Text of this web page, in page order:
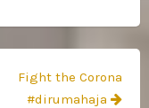
Fight the Corona
#dirumahaja